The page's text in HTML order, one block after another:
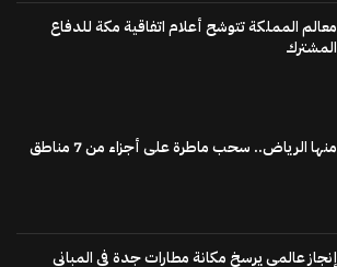
معالم المملكة تتوشح أعلام اتفاقية مكة للدفاع
المشترك
منها الرياض.. سحب ماطرة على أجزاء من 7 مناطق
إنجاز عالمي يرسخ مكانة مطارات جدة في المباني